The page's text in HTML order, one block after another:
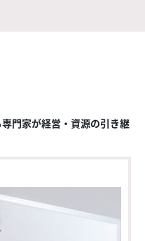
門家が経営・資源の引き継